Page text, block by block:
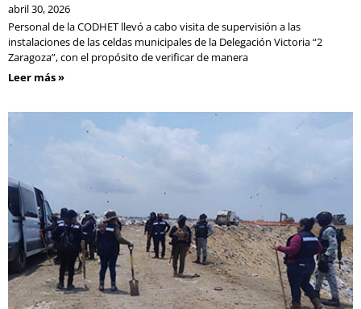
abril 30, 2026
Personal de la CODHET llevó a cabo visita de supervisión a las
instalaciones de las celdas municipales de la Delegación Victoria “2
Zaragoza”, con el propósito de verificar de manera
Leer más »